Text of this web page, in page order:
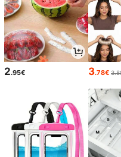
2.95€ 3.78€